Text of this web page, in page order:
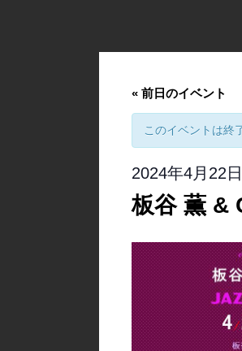
« 前日のイベント
このイベントは終
2024年4月22
板谷 薫 &